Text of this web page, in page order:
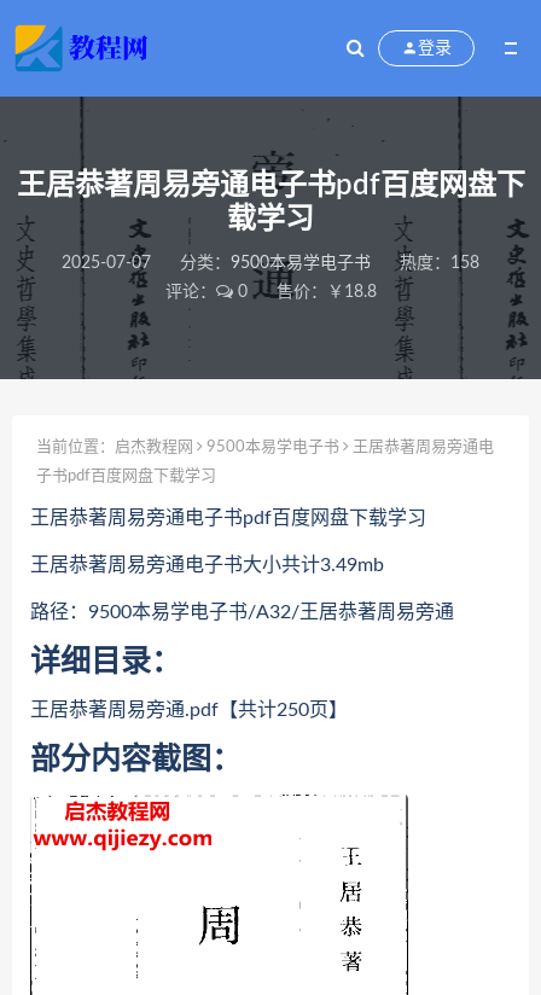
登录
王居恭著周易旁通电子书pdf百度网盘下
载学习
2025-07-07 分类： 9500本易学电子书
热度：158
评论：
0 售价：￥18.8
当前位置： 启杰教程网 9500本易学电子书
王居恭著周易旁通电
子书pdf百度网盘下载学习
王居恭著周易旁通电子书pdf百度网盘下载学习
王居恭著周易旁通电子书大小共计3.49mb
路径：9500本易学电子书/A32/王居恭著周易旁通
详细目录：
王居恭著周易旁通.pdf【共计250页】
部分内容截图：